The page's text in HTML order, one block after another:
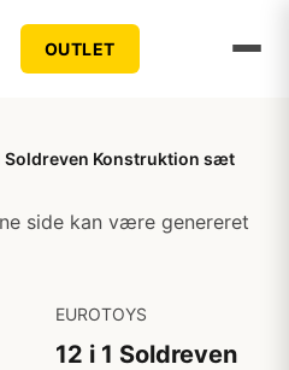
OUTLET
Soldreven Konstruktion sæt
side kan være genereret
EUROTOYS
12 i 1 Soldreven